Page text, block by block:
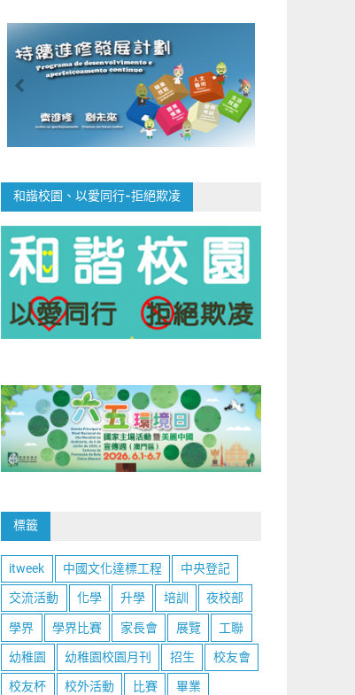
和諧校園、以愛同行-拒絕欺凌
標籤
itweek 中國文化達標工程 中央登記
交流活動 化學 升學 培訓 夜校部
學界 學界比賽 家長會 展覽 工聯
幼稚園 幼稚園校園月刊 招生 校友會
校友杯 校外活動 比賽 畢業